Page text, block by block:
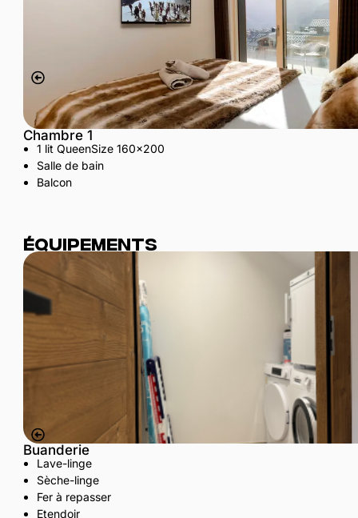
Chambre 1
1 lit QueenSize 160×200
Salle de bain
Balcon
Équipements
Buanderie
Lave-linge
Sèche-linge
Fer à repasser
Etendoir